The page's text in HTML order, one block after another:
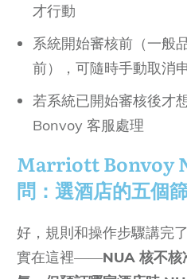
才行動
系統開始審核前（一般
前），可隨時手動取消
若系統已開始審核後才
Bonvoy 客服處理
Marriott Bonvoy
問：選酒店的五個
好，規則和操作步驟講完
實在這裡——NUA 核不核